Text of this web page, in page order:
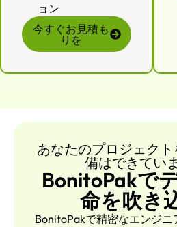
ョン
今すぐお見積も
りを
あなたのプロジェク
備はできてい
BonitoPakで
命を吹き
BonitoPakで精密なエンジニ